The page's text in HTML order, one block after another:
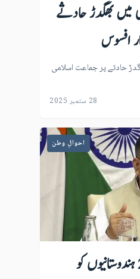
میں بھگدڑ حادثے
افسوس
حادثے پر جماعت اسلامی
28 ستمبر 2025
احوالِ وطن
جنوری سے اب تک 2,417 ہندوستانیوں کو